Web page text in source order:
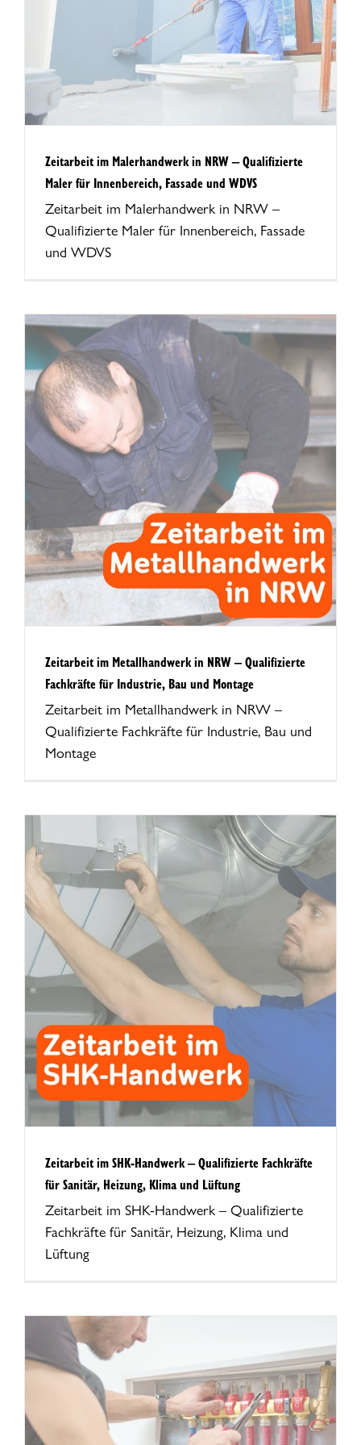
Zeitarbeit im Malerhandwerk in NRW – Qualifizierte
Maler für Innenbereich, Fassade und WDVS
Zeitarbeit im Malerhandwerk in NRW –
Qualifizierte Maler für Innenbereich, Fassade
und WDVS
Zeitarbeit im Metallhandwerk in NRW – Qualifizierte
Fachkräfte für Industrie, Bau und Montage
Zeitarbeit im Metallhandwerk in NRW –
Qualifizierte Fachkräfte für Industrie, Bau und
Montage
Zeitarbeit im SHK-Handwerk – Qualifizierte Fachkräfte
für Sanitär, Heizung, Klima und Lüftung
Zeitarbeit im SHK-Handwerk – Qualifizierte
Fachkräfte für Sanitär, Heizung, Klima und
Lüftung